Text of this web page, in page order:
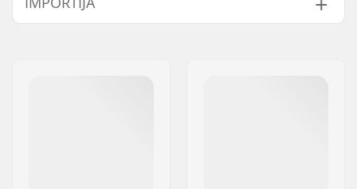
Tükid pakendi kohta:
1